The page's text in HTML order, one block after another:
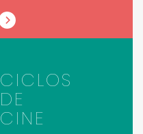
CICLOS
DE
CINE